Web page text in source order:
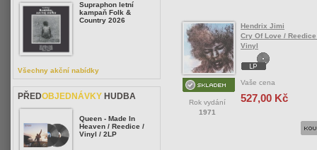
Rok vydání
1971
Hendrix Jimi
Cry Of Love /
Vinyl
Vaše cena
527,00 Kč
Supraphon letní
kampaň Folk &
Country 2026
Všechny akční nabídky
PŘEDOBJEDNÁVKY HUDBA
Queen - Made In
Heaven / Reedice /
Vinyl / 2LP